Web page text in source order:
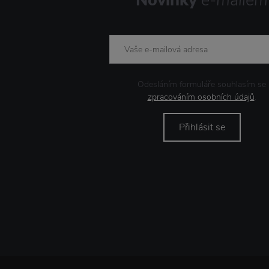
Odesláním formuláře souhlasím se
zpracováním osobních údajů.
Přihlásit se